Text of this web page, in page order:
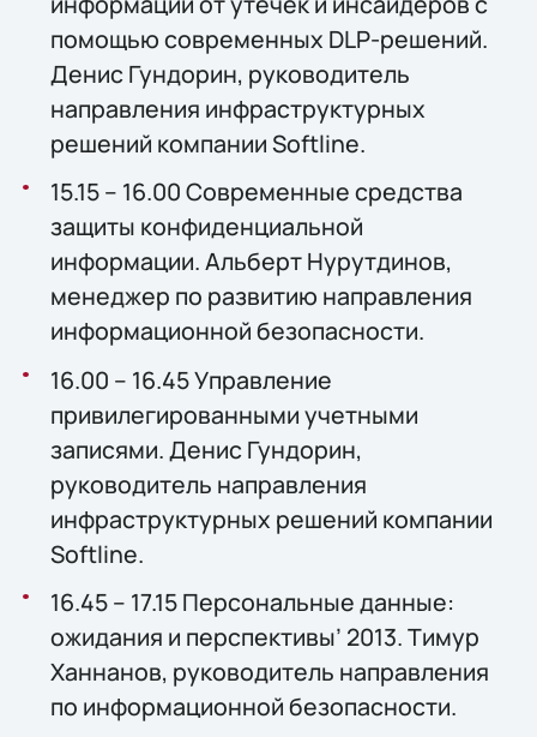
помощью современных DLP-решений.
Денис Гундорин, руководитель
направления инфраструктурных
решений компании Softline.
15.15 – 16.00 Современные средства
защиты конфиденциальной
информации. Альберт Нурутдинов,
менеджер по развитию направления
информационной безопасности.
16.00 – 16.45 Управление
привилегированными учетными
записями. Денис Гундорин,
руководитель направления
инфраструктурных решений компании
Softline.
16.45 – 17.15 Персональные данные:
ожидания и перспективы’ 2013. Тимур
Ханнанов, руководитель направления
по информационной безопасности.